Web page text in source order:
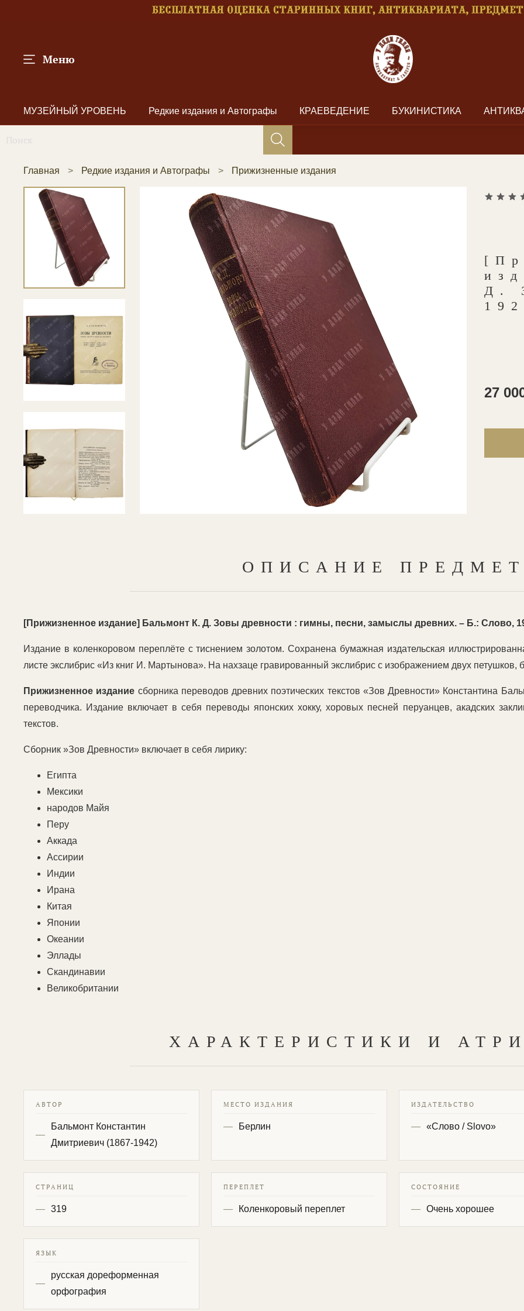
Меню
МУЗЕЙНЫЙ УРОВЕНЬ Редкие издания и Автографы КРАЕВЕДЕНИЕ БУКИНИСТИКА
Главная Редкие издания и Автографы Прижизненные издания
Д.
27
ОПИСАНИЕ
[Прижизненное издание] Бальмонт К. Д. Зовы древности : гимны, песни, замыслы древних. – Б.: Слово,
Издание в коленкоровом переплёте с тиснением золотом. Сохранена бумажная издательская
листе экслибрис «Из книг И. Мартынова». На нахзаце гравированный экслибрис с изображением двух петушков,
Прижизненное издание сборника переводов древних поэтических текстов «Зов Древности» Константина
переводчика. Издание включает в себя переводы японских хокку, хоровых песней перуанцев, акадских
текстов.
Сборник »Зов Древности» включает в себя лирику:
Египта
Мексики
народов Майя
Перу
Аккада
Ассирии
Индии
Ирана
Китая
Японии
Океании
Эллады
Скандинавии
Великобритании
ХАРАКТЕРИСТИКИ И
АВТОР
Бальмонт Константин
Дмитриевич (1867-1942)
МЕСТО ИЗДАНИЯ
Берлин
ИЗДАТЕЛЬСТВО
«Слово / Slovo»
СТРАНИЦ
319
ПЕРЕПЛЕТ
Коленкоровый переплет
СОСТОЯНИЕ
Очень хорошее
ЯЗЫК
русская дореформенная
орфография